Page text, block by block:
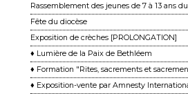
Rassemblement des jeunes de 7 à 13 ans
Fête du diocèse
Exposition de crèches [PROLONGATION]
♦ Lumière de la Paix de Bethléem
♦ Formation "Rites, sacrements et
♦ Exposition-vente par Amnesty